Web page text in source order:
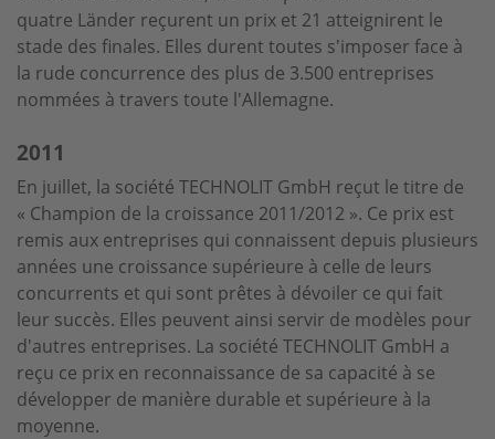
quatre Länder reçurent un prix et 21 atteignirent le
stade des finales. Elles durent toutes s'imposer face à
la rude concurrence des plus de 3.500 entreprises
nommées à travers toute l'Allemagne.
2011
En juillet, la société TECHNOLIT GmbH reçut le titre de
« Champion de la croissance 2011/2012 ». Ce prix est
remis aux entreprises qui connaissent depuis plusieurs
années une croissance supérieure à celle de leurs
concurrents et qui sont prêtes à dévoiler ce qui fait
leur succès. Elles peuvent ainsi servir de modèles pour
d'autres entreprises. La société TECHNOLIT GmbH a
reçu ce prix en reconnaissance de sa capacité à se
développer de manière durable et supérieure à la
moyenne.